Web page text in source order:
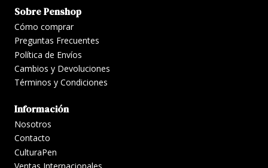
Sobre Penshop
Cómo comprar
Preguntas Frecuentes
Política de Envíos
Cambios y Devoluciones
Términos y Condiciones
Información
Nosotros
Contacto
CulturaPen